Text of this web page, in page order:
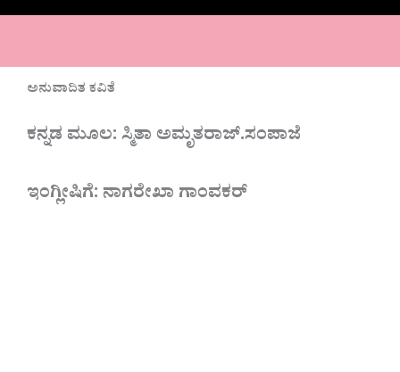
ಅನುವಾದಿತ ಕವಿತೆ
ಕನ್ನಡ ಮೂಲ: ಸ್ಮಿತಾ ಅಮೃತರಾಜ್.ಸಂಪಾಜೆ
ಇಂಗ್ಲೀಷಿಗೆ: ನಾಗರೇಖಾ ಗಾಂವಕರ್